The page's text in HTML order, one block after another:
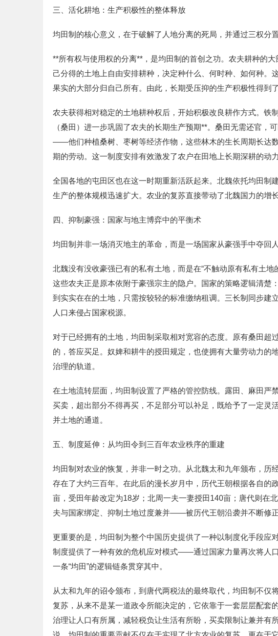
三、活化耕地：生产积极性的整体释放
均田制的核心意义，在于破解了人地分离的死局，并通过三权分
**所有权与使用权的分离**，是均田制的首创之功。农夫耕种的
己分得的土地上自由安排耕种，决定种什么、何时种、如何种。
果实的大部分归自己所有。由此，长期受压抑的生产积极性得到
农夫获得相对稳定的土地耕种权后，开始积极改良耕作方式。
（桑田）进一步巩固了农夫的长期生产预期**。桑田无需还官
——他们种植桑树、枣树等经济作物，这些林木的生长周期长达
期的劳动。这一制度安排有效激发了农户在田地上长期深耕的动力
全国各地的屯田区也在这一时期重新活跃起来。北魏依托均田
生产的整体规模迅速扩大。农业的复苏直接带动了北魏国力的增
四、抑制豪强：国家与地主博弈中的平衡术
均田制并非一场消灭地主的革命，而是一场国家从豪强手中夺回
北魏没有没收豪强已有的私有土地，而是在“不触动原有私有土
这些农夫正是原本依附于豪强宗主的隐户。国家的策略逻辑清
到实实在在的土地，只需按较轻的标准缴纳租调。三长制同步
人口来侵占国家税源。
对于已经拥有的土地，均田制采取相对宽容的态度。原有桑田超
的，答应买足。奴婢和耕牛的授田规定，也使拥有大量劳动力
治理的轨道。
在土地流转层面，均田制设置了严格的管控防线。露田、麻田
买卖，超出部分不得再买，不足部分可以补足，既给予了一定
并土地的通道。
五、制度延伸：从均田令到三百年农业秩序的重建
均田制对农业的恢复，并非一时之功。从北魏太和九年颁布，
存在了大约三百年。在此后的漫长岁月中，历代王朝根据各自
亩，受田年龄改定为18岁；北周一夫一妻授田140亩；唐代则
夫与国家绑定、抑制土地过度兼并——被历代王朝沿袭并不断修正
更重要的是，均田制为整个中国历史提供了一种以制度化手段
制度提供了一种有效的危机应对模式——通过国家力量再次将人
一条“均田”的逻辑链条贯穿其中。
从太和九年的诏令颁布，到唐代两税法的最终取代，均田制不
复苏，从来不是某一道政令所能决定的，它依靠于一套层层配
治理让人口有所属，减轻税负让生活有所盼，买卖限制让兼并有